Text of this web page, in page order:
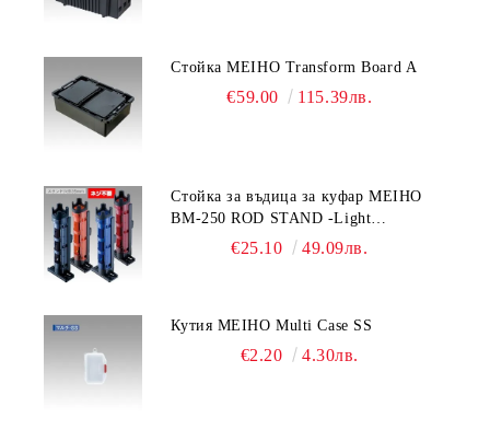
Стойка MEIHO Transform Board A
€59.00 115.39лв.
Стойка за въдица за куфар MEIHO
BM-250 ROD STAND -Light
Blue/Black color
€25.10 49.09лв.
Кутия MEIHO Multi Case SS
€2.20 4.30лв.